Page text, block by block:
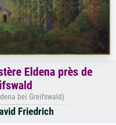
Eldena près de
bei Greifswald)
Friedrich